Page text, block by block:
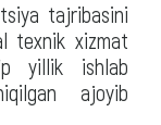
tajribasini
texnik xizmat
yillik ishlab
ajoyib